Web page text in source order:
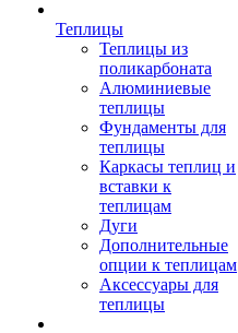
Теплицы
Теплицы из
поликарбоната
Алюминиевые
теплицы
Фундаменты для
теплицы
Каркасы теплиц и
вставки к
теплицам
Дуги
Дополнительные
опции к теплицам
Аксессуары для
теплицы